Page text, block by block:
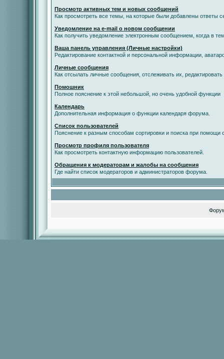
Просмотр активных тем и новых сообщений
Как просмотреть все темы, на которые были добавлены ответы
Уведомление на е-mail о новом сообщении
Как получить уведомление электронным сообщением, когда в
Ваша панель управления (Личные настройки)
Редактирование контактной и персональной информации,
Личные сообщения
Как отсылать личные сообщения, отслеживать их,
Помошник
Полное пояснение к этой небольшой, но очень удобной функции
Календарь
Дополнительная информация о функции календаря форума.
Список пользователей
Пояснение к разным способам сортировки и поиска при помощи
Просмотр профиля пользователя
Как просмотреть контактную информацию пользователей.
Обращения к модераторам и жалобы на сообщения
Где найти список модераторов и администраторов форума.